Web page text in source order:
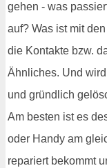
gehen - was
auf? Was ist mit
die Kontakte bzw.
Ähnliches. Und
und gründlich
Am besten ist es
oder Handy am
repariert bekommt